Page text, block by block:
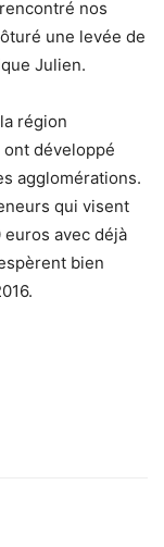
nos
une levée de
Julien.
région
développé
agglomérations.
qui visent
euros avec déjà
bien